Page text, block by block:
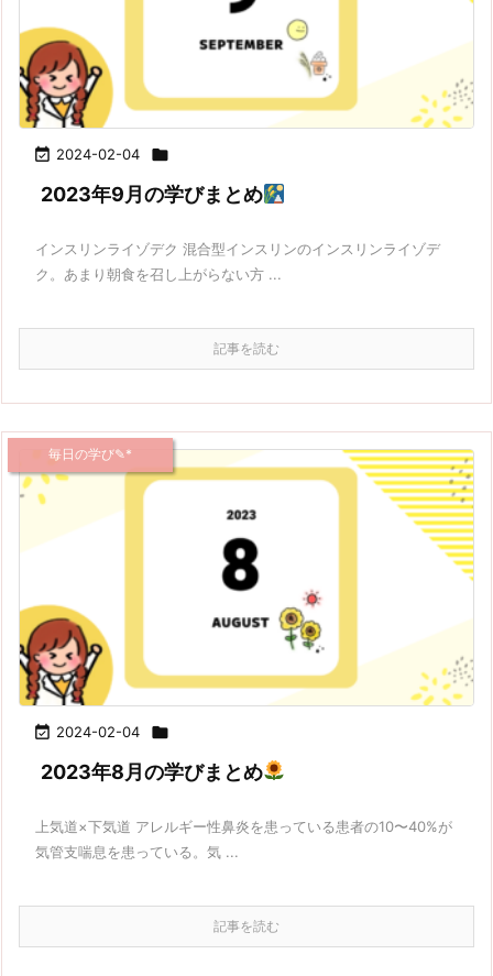
 2024-02-04 
2023年9月の学びまとめ
インスリンライゾデク 混合型インスリンのインスリンライゾデ
ク。あまり朝食を召し上がらない方 ...
記事を読む
 2024-02-04 
毎日の学び✎*
2023年8月の学びまとめ
上気道×下気道 アレルギー性鼻炎を患っている患者の10〜40%が
気管支喘息を患っている。気 ...
記事を読む